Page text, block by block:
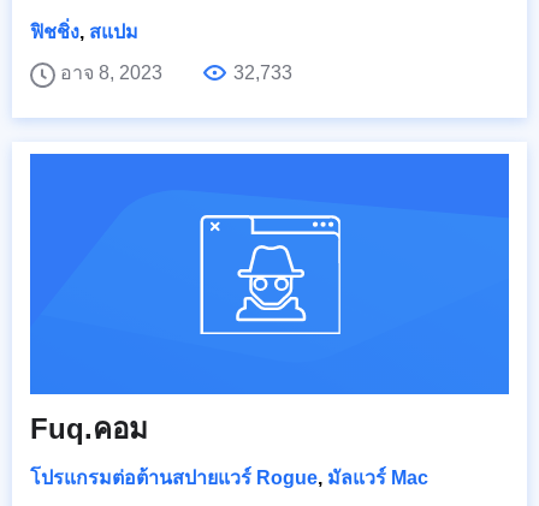
ฟิชชิ่ง, สแปม
อาจ 8, 2023
32,733
Fuq.คอม
โปรแกรมต่อต้านสปายแวร์ Rogue, มัลแวร์ Mac